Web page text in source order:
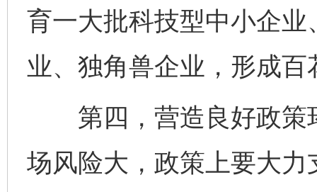
育一大批科技型中小企
业、独角兽企业，形成
第四，营造良好政策
场风险大，政策上要大